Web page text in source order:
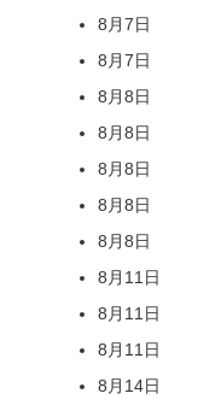
8月7日
8月7日
8月8日
8月8日
8月8日
8月8日
8月8日
8月11日
8月11日
8月11日
8月14日